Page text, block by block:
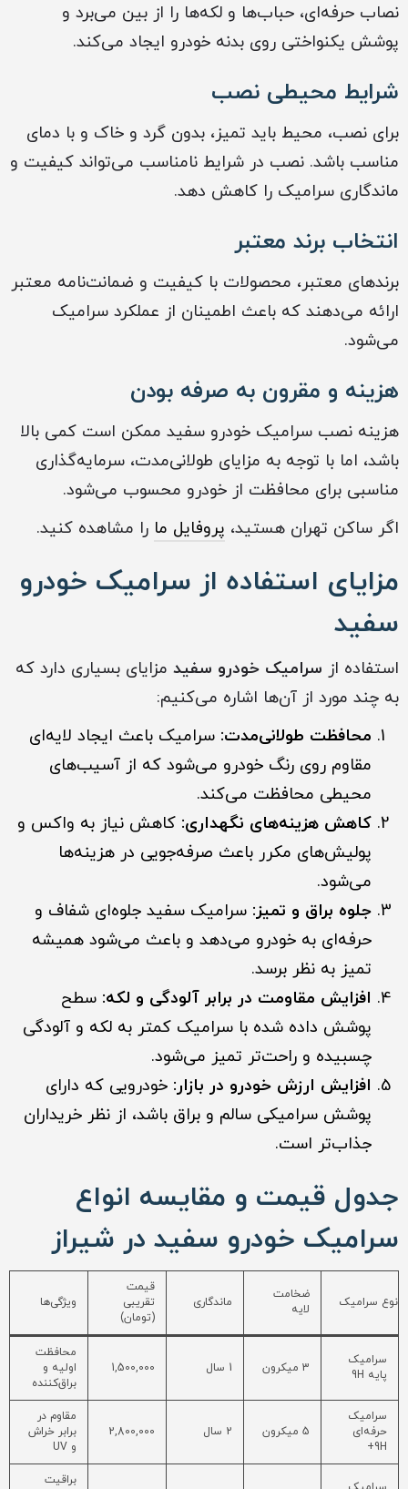
نصاب حرفه‌ای، حباب‌ها و لکه‌ها را از بین می‌برد و
پوشش یکنواختی روی بدنه خودرو ایجاد می‌کند.
شرایط محیطی نصب
برای نصب، محیط باید تمیز، بدون گرد و خاک و با دمای
مناسب باشد. نصب در شرایط نامناسب می‌تواند کیفیت و
ماندگاری سرامیک را کاهش دهد.
انتخاب برند معتبر
برندهای معتبر، محصولات با کیفیت و ضمانت‌نامه معتبر
ارائه می‌دهند که باعث اطمینان از عملکرد سرامیک
می‌شود.
هزینه و مقرون به صرفه بودن
هزینه نصب سرامیک خودرو سفید ممکن است کمی بالا
باشد، اما با توجه به مزایای طولانی‌مدت، سرمایه‌گذاری
مناسبی برای محافظت از خودرو محسوب می‌شود.
اگر ساکن تهران هستید، پروفایل ما را مشاهده کنید.
مزایای استفاده از سرامیک خودرو
سفید
استفاده از سرامیک خودرو سفید مزایای بسیاری دارد که
به چند مورد از آن‌ها اشاره می‌کنیم:
محافظت طولانی‌مدت: سرامیک باعث ایجاد لایه‌ای
مقاوم روی رنگ خودرو می‌شود که از آسیب‌های
محیطی محافظت می‌کند.
کاهش هزینه‌های نگهداری: کاهش نیاز به واکس و
پولیش‌های مکرر باعث صرفه‌جویی در هزینه‌ها
می‌شود.
جلوه براق و تمیز: سرامیک سفید جلوه‌ای شفاف و
حرفه‌ای به خودرو می‌دهد و باعث می‌شود همیشه
تمیز به نظر برسد.
افزایش مقاومت در برابر آلودگی و لکه: سطح
پوشش داده شده با سرامیک کمتر به لکه و آلودگی
چسبیده و راحت‌تر تمیز می‌شود.
افزایش ارزش خودرو در بازار: خودرویی که دارای
پوشش سرامیکی سالم و براق باشد، از نظر خریداران
جذاب‌تر است.
جدول قیمت و مقایسه انواع
سرامیک خودرو سفید در شیراز
نوع سرامیک
ضخامت
لایه
ماندگاری
قیمت
تقریبی
(تومان)
ویژگی‌ها
سرامیک
پایه 9H
3 میکرون 1 سال 1,500,000
محافظت
اولیه و
براق‌کننده
سرامیک
حرفه‌ای
9H+
5 میکرون 2 سال 2,800,000
مقاوم در
برابر خراش
و UV
براقیت